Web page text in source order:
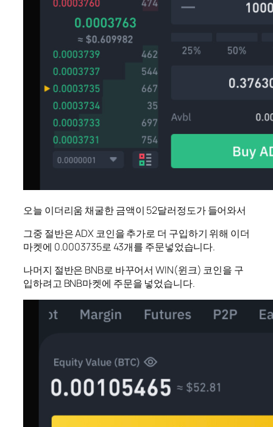
오늘 이더리움 채굴한 금액이 52달러정도가 들어와서
그중 절반은 ADX 코인을 추가로 더 구입하기 위해 이더
마켓에 0.0003735로 43개를 주문넣었습니다.
나머지 절반은 BNB로 바꾸어서 WIN(윈크) 코인을 구
입하려고 BNB마켓에 주문을 넣었습니다.